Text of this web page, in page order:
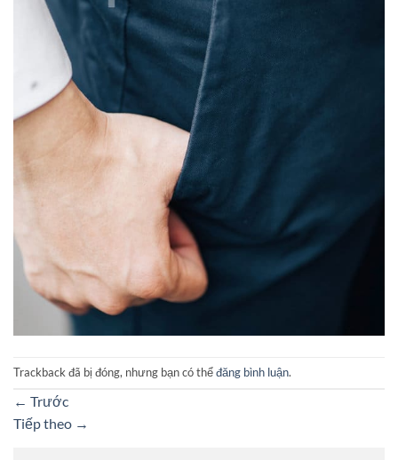
Trackback đã bị đóng, nhưng bạn có thểđăng bình luận.
← Trước
Tiếp theo →